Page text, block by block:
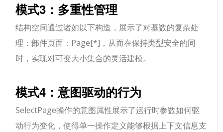
模式3：多重性管理
结构空间通过诸如以下构造，展示了对基数的复杂处
理：部件页面：Page[*] ，从而在保持类型安全的同
时，实现对可变大小集合的灵活建模。
模式4：意图驱动的行为
SelectPage操作的意图属性展示了运行时参数如何驱
动行为变化，使得单一操作定义能够根据上下文信息支